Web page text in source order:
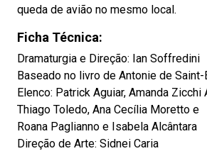
queda de avião no mesmo local.
Ficha Técnica:
Dramaturgia e Direção: Ian Soffredini
Baseado no livro de Antonie de Saint-
Elenco: Patrick Aguiar, Amanda Zicchi
Thiago Toledo, Ana Cecília Moretto e
Roana Paglianno e Isabela Alcântara
Direção de Arte: Sidnei Caria